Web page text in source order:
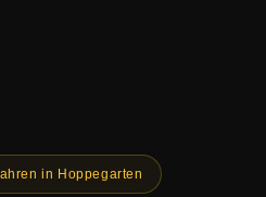
in Hoppegarten